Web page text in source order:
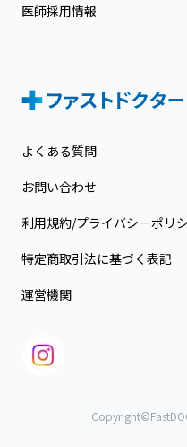
医師採用情報
よくある質問
お問い合わせ
利用規約/プライバシーポリ
特定商取引法に基づく表記
運営機関